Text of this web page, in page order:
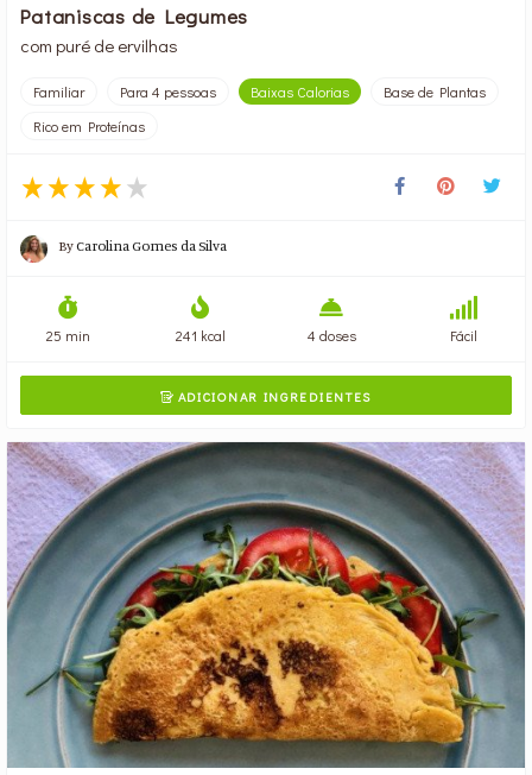
Pataniscas de Legumes
com puré de ervilhas
Familiar Para 4 pessoas Baixas Calorias
Base de Plantas
Rico em Proteínas
ByCarolina Gomes da Silva
25 min 241 kcal 4 doses Fácil
ADICIONAR INGREDIENTES